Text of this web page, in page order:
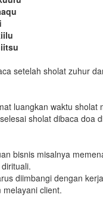
setelah sholat zuhur
luangkan waktu sholat
sholat dibaca doa
bisnis misalnya
diimbangi dengan
client.